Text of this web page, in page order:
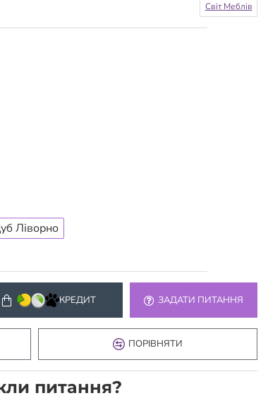
Світ Меблів
Ліворно
КРЕДИТ ЗАДАТИ ПИТАННЯ
ПОРІВНЯТИ
питання?